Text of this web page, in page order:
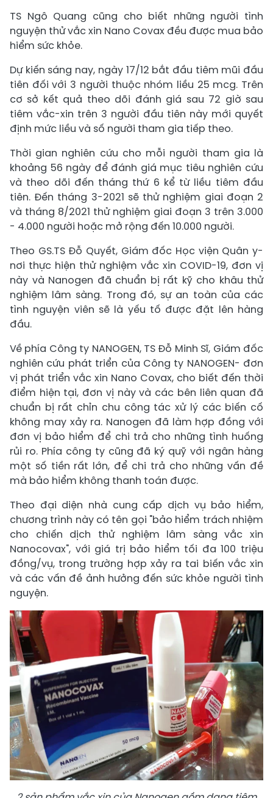
TS Ngô Quang cũng cho biết những người tình
nguyện thử vắc xin Nano Covax đều được mua bảo
hiểm sức khỏe.
Dự kiến sáng nay, ngày 17/12 bắt đầu tiêm mũi đầu
tiên đối với 3 người thuộc nhóm liều 25 mcg. Trên
cơ sở kết quả theo dõi đánh giá sau 72 giờ sau
tiêm vắc-xin trên 3 người đầu tiên này mới quyết
định mức liều và số người tham gia tiếp theo.
Thời gian nghiên cứu cho mỗi người tham gia là
khoảng 56 ngày để đánh giá mục tiêu nghiên cứu
và theo dõi đến tháng thứ 6 kể từ liều tiêm đầu
tiên. Đến tháng 3-2021 sẽ thử nghiệm giai đoạn 2
và tháng 8/2021 thử nghiệm giai đoạn 3 trên 3.000
- 4.000 người hoặc mở rộng đến 10.000 người.
Theo GS.TS Đỗ Quyết, Giám đốc Học viện Quân y-
nơi thực hiện thử nghiệm vắc xin COVID-19, đơn vị
này và Nanogen đã chuẩn bị rất kỹ cho khâu thử
nghiệm lâm sàng. Trong đó, sự an toàn của các
tình nguyện viên sẽ là yếu tố được đặt lên hàng
đầu.
Về phía Công ty NANOGEN, TS Đỗ Minh Sĩ, Giám đốc
nghiên cứu phát triển của Công ty NANOGEN- đơn
vị phát triển vắc xin Nano Covax, cho biết đến thời
điểm hiện tại, đơn vị này và các bên liên quan đã
chuẩn bị rất chỉn chu công tác xử lý các biến cố
không may xảy ra. Nanogen đã làm hợp đồng với
đơn vị bảo hiểm để chi trả cho những tình huống
rủi ro. Phía công ty cũng đã ký quỹ với ngân hàng
một số tiền rất lớn, để chi trả cho những vấn đề
mà bảo hiểm không thanh toán được.
Theo đại diện nhà cung cấp dịch vụ bảo hiểm,
chương trình này có tên gọi "bảo hiểm trách nhiệm
cho chiến dịch thử nghiệm lâm sàng vắc xin
Nanocovax", với giá trị bảo hiểm tối đa 100 triệu
đồng/vụ, trong trường hợp xảy ra tai biến vắc xin
và các vấn đề ảnh hưởng đến sức khỏe người tình
nguyện.